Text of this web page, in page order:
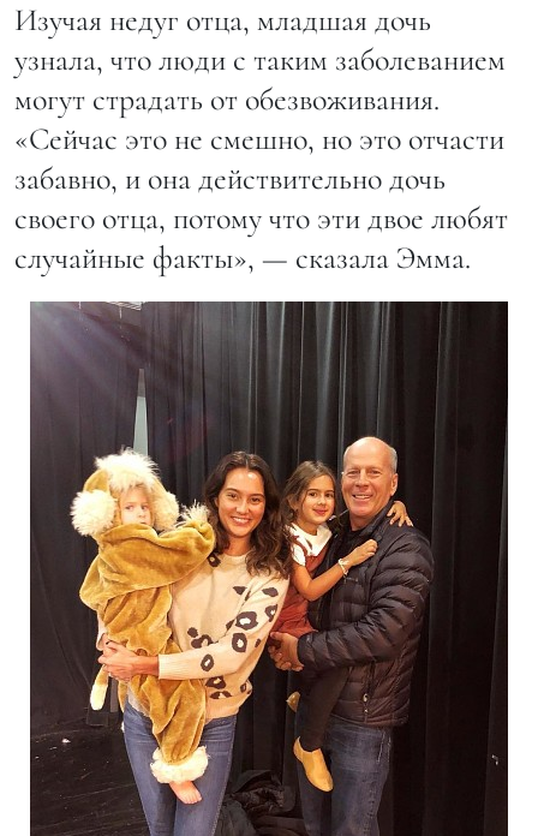
Изучая недуг отца, младшая дочь
узнала, что люди с таким заболеванием
могут страдать от обезвоживания.
«Сейчас это не смешно, но это отчасти
забавно, и она действительно дочь
своего отца, потому что эти двое любят
случайные факты», — сказала Эмма.